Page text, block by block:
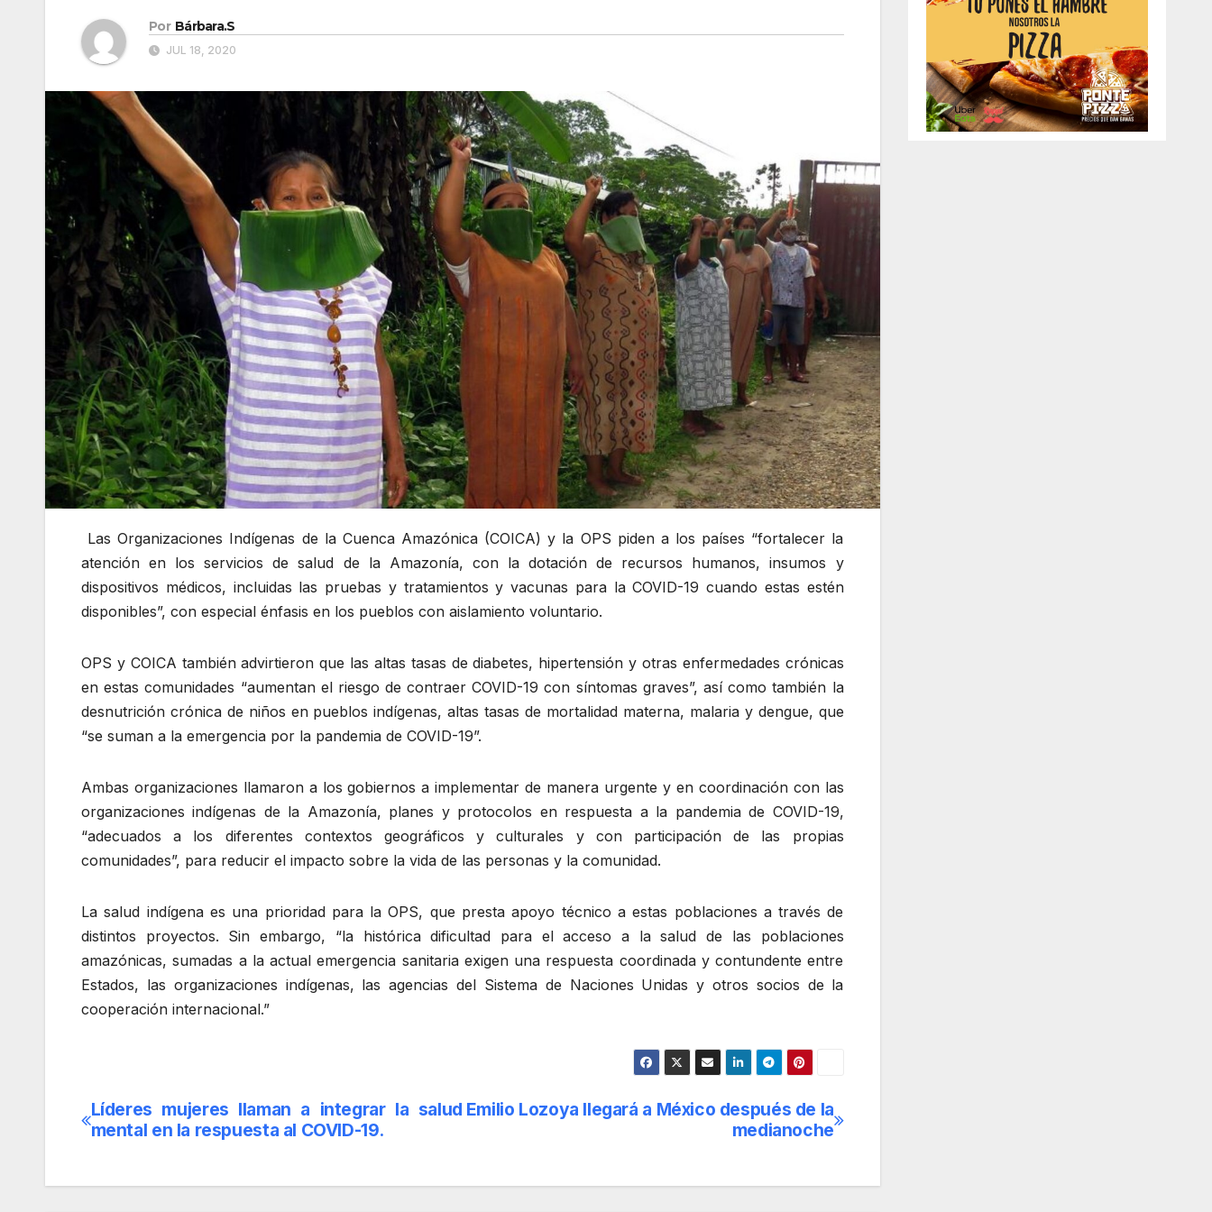
Por Bárbara.S
JUL 18, 2020
Las Organizaciones Indígenas de la Cuenca Amazónica (COICA) y la OPS piden a los países “fortalecer la
atención en los servicios de salud de la Amazonía, con la dotación de recursos humanos, insumos y
dispositivos médicos, incluidas las pruebas y tratamientos y vacunas para la COVID-19 cuando estas estén
disponibles”, con especial énfasis en los pueblos con aislamiento voluntario.
OPS y COICA también advirtieron que las altas tasas de diabetes, hipertensión y otras enfermedades crónicas
en estas comunidades “aumentan el riesgo de contraer COVID-19 con síntomas graves”, así como también la
desnutrición crónica de niños en pueblos indígenas, altas tasas de mortalidad materna, malaria y dengue, que
“se suman a la emergencia por la pandemia de COVID-19”.
Ambas organizaciones llamaron a los gobiernos a implementar de manera urgente y en coordinación con las
organizaciones indígenas de la Amazonía, planes y protocolos en respuesta a la pandemia de COVID-19,
“adecuados a los diferentes contextos geográficos y culturales y con participación de las propias
comunidades”, para reducir el impacto sobre la vida de las personas y la comunidad.
La salud indígena es una prioridad para la OPS, que presta apoyo técnico a estas poblaciones a través de
distintos proyectos. Sin embargo, “la histórica dificultad para el acceso a la salud de las poblaciones
amazónicas, sumadas a la actual emergencia sanitaria exigen una respuesta coordinada y contundente entre
Estados, las organizaciones indígenas, las agencias del Sistema de Naciones Unidas y otros socios de la
cooperación internacional.”
Navegación
entradas
Emilio Lozoya llegará a México después de la
medianoche
Líderes mujeres llaman a integrar la salud
mental en la respuesta al COVID-19.